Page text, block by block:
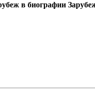
в биографии